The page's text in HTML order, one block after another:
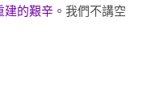
的艱辛。 我們不講空